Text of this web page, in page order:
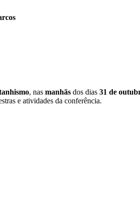
, nas manhãs dos dias 31 de
e atividades da conferência.